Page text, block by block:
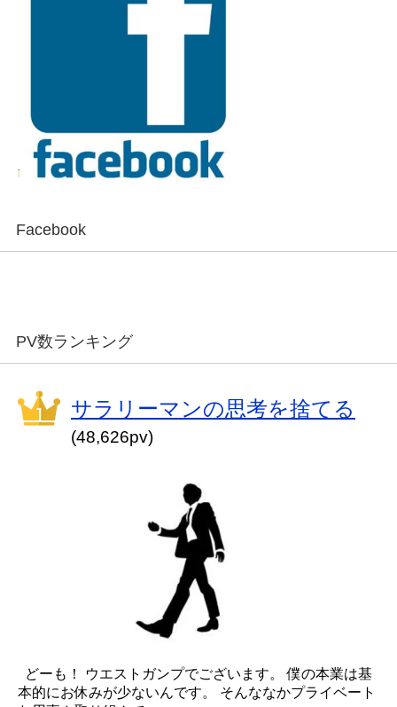
Facebook
PV数ランキング
サラリーマンの思考を捨てる
(48,626pv)
どーも！ ウエストガンプでございます。 僕の本業は基
本的にお休みが少ないんです。 そんななかプライベート